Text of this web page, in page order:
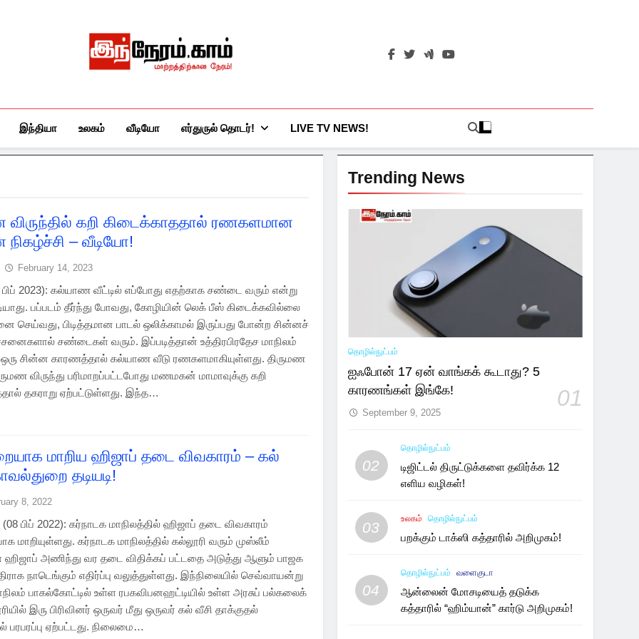
இந்நேரம்.காம்
இந்தியா உலகம் வீடியோ எர்துருல் தொடர்! LIVE TV NEWS!
விருந்தில் கறி கிடைக்காததால் ரணகளமான
நிகழ்ச்சி – வீடியோ!
February 14, 2023
பிப் 2023): கல்யாண வீட்டில் எப்போது எதற்காக சண்டை வரும் என்று
பப்படம் தீர்ந்து போவது, கோழியின் லெக் பீஸ் கிடைக்கவில்லை
செய்வது, பிடித்தமான பாடல் ஒலிக்காமல் இருப்பது போன்ற சின்னச்
சண்டைகள் வரும். இப்படித்தான் உத்திரபிரதேச மாநிலம்
ஒரு சின்ன காரணத்தால் கல்யாண வீடு ரணகளமாகியுள்ளது. திருமண
விருந்து பரிமாறப்பட்டபோது மணமகன் மாமாவுக்கு கறி
தகராறு ஏற்பட்டுள்ளது. இந்த…
மாறிய ஹிஜாப் தடை விவகாரம் – கல்
தடியடி!
8, 2022
பிப் 2022): கர்நாடக மாநிலத்தில் ஹிஜாப் தடை விவகாரம்
மாறியுள்ளது. கர்நாடக மாநிலத்தில் கல்லூரி வரும் முஸ்லீம்
அணிந்து வர தடை விதிக்கப் பட்டதை அடுத்து ஆளும் பாஜக
நாடெங்கும் எதிர்ப்பு வலுத்துள்ளது. இந்நிலையில் செவ்வாயன்று
பாகல்கோட்டில் உள்ள ரபகவிபனஹட்டியில் உள்ள அரசுப் பல்கலைக்
இரு பிரிவினர் ஒருவர் மீது ஒருவர் கல் வீசி தாக்குதல்
பரபரப்பு ஏற்பட்டது. நிலைமை…
Trending News
தொழில்நுட்பம்
ஐஃபோன் 17 ஏன் வாங்கக் கூடாது? 5
காரணங்கள் இங்கே!
01
September 9, 2025
02
தொழில்நுட்பம்
டிஜிட்டல் திருட்டுக்களை தவிர்க்க 12
எளிய வழிகள்!
03
உலகம் தொழில்நுட்பம்
பறக்கும் டாக்ஸி கத்தாரில் அறிமுகம்!
04
தொழில்நுட்பம் வளைகுடா
ஆன்லைன் மோசடியைத் தடுக்க
கத்தாரில் “ஹிம்யான்” கார்டு அறிமுகம்!